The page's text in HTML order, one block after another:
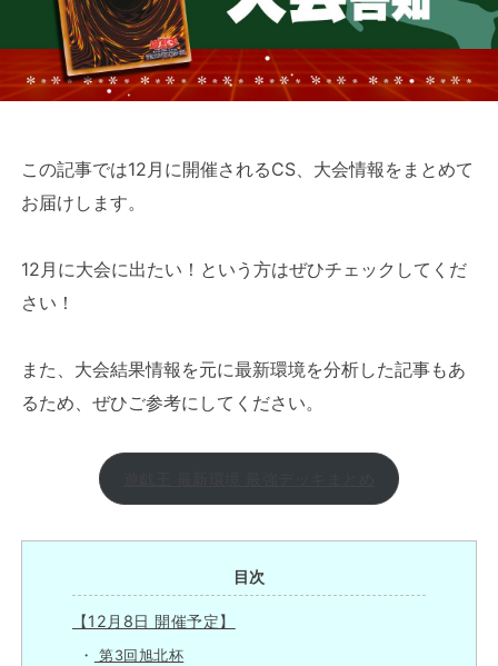
この記事では12月に開催されるCS、大会情報をまとめて
お届けします。
12月に大会に出たい！という方はぜひチェックしてくだ
さい！
また、大会結果情報を元に最新環境を分析した記事もあ
るため、ぜひご参考にしてください。
目次
【12月8日 開催予定】
第3回旭北杯